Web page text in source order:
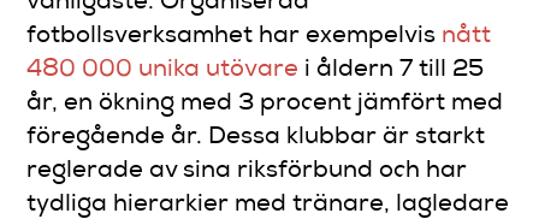
fotbollsverksamhet har exempelvis nått
480 000 unika utövare i åldern 7 till 25
år, en ökning med 3 procent jämfört med
föregående år. Dessa klubbar är starkt
reglerade av sina riksförbund och har
tydliga hierarkier med tränare, lagledare